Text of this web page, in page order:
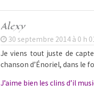
Alexy
30 septembre 2014 à 0 h
Je viens tout juste de
chanson d’Énoriel, dans le
J’aime bien les clins d’il